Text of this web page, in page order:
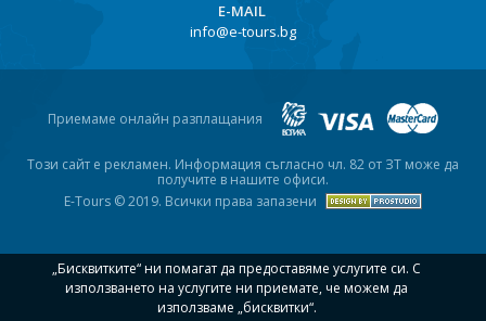
Швеция
Е-MAIL
info@e-tours.bg
Приемаме онлайн разплащания
Този сайт е рекламен. Информация съгласно чл. 82 от ЗТ може да
получите в нашите офиси.
E-Tours © 2019. Всички права запазени
„Бисквитките“ ни помагат да предоставяме услугите си. С
използването на услугите ни приемате, че можем да
използваме „бисквитки“.